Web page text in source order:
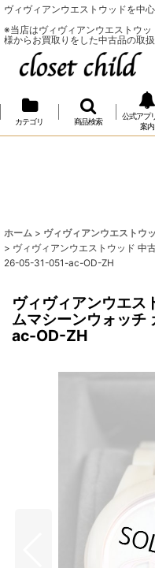
ヴィヴィアンウエストウッドを中
※当店はヴィヴィアンウエストウ
様からお買取りをした中古品の取
カテゴリ 商品検索
公式アプ
案内
ホーム > ヴィヴィアンウエストウ
> ヴィヴィアンウエストウッド 中
26-05-31-051-ac-OD-ZH
ヴィヴィアンウエス
ムマシーンウォッ
ac-OD-ZH